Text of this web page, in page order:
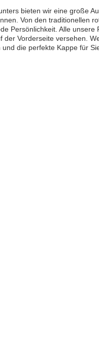
bieten wir eine große
Von den traditionellen
Persönlichkeit. Alle
der Vorderseite versehen.
und die perfekte Kappe für